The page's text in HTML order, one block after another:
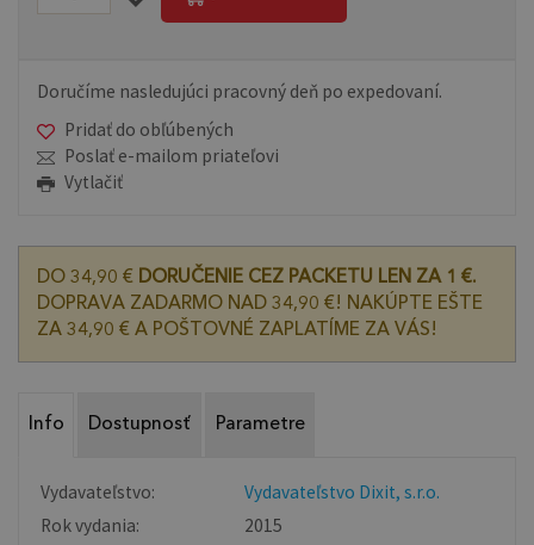
Doručíme nasledujúci pracovný deň po expedovaní.
Pridať do obľúbených
Poslať e-mailom priateľovi
Vytlačiť
DO 34,90 € DORUČENIE CEZ PACKETU LEN ZA 1 €.
DOPRAVA ZADARMO NAD 34,90 €! NAKÚPTE EŠTE
ZA 34,90 € A POŠTOVNÉ ZAPLATÍME ZA VÁS!
Info Dostupnosť Parametre
Vydavateľstvo:
Vydavateľstvo Dixit, s.r.o.
Rok vydania:
2015